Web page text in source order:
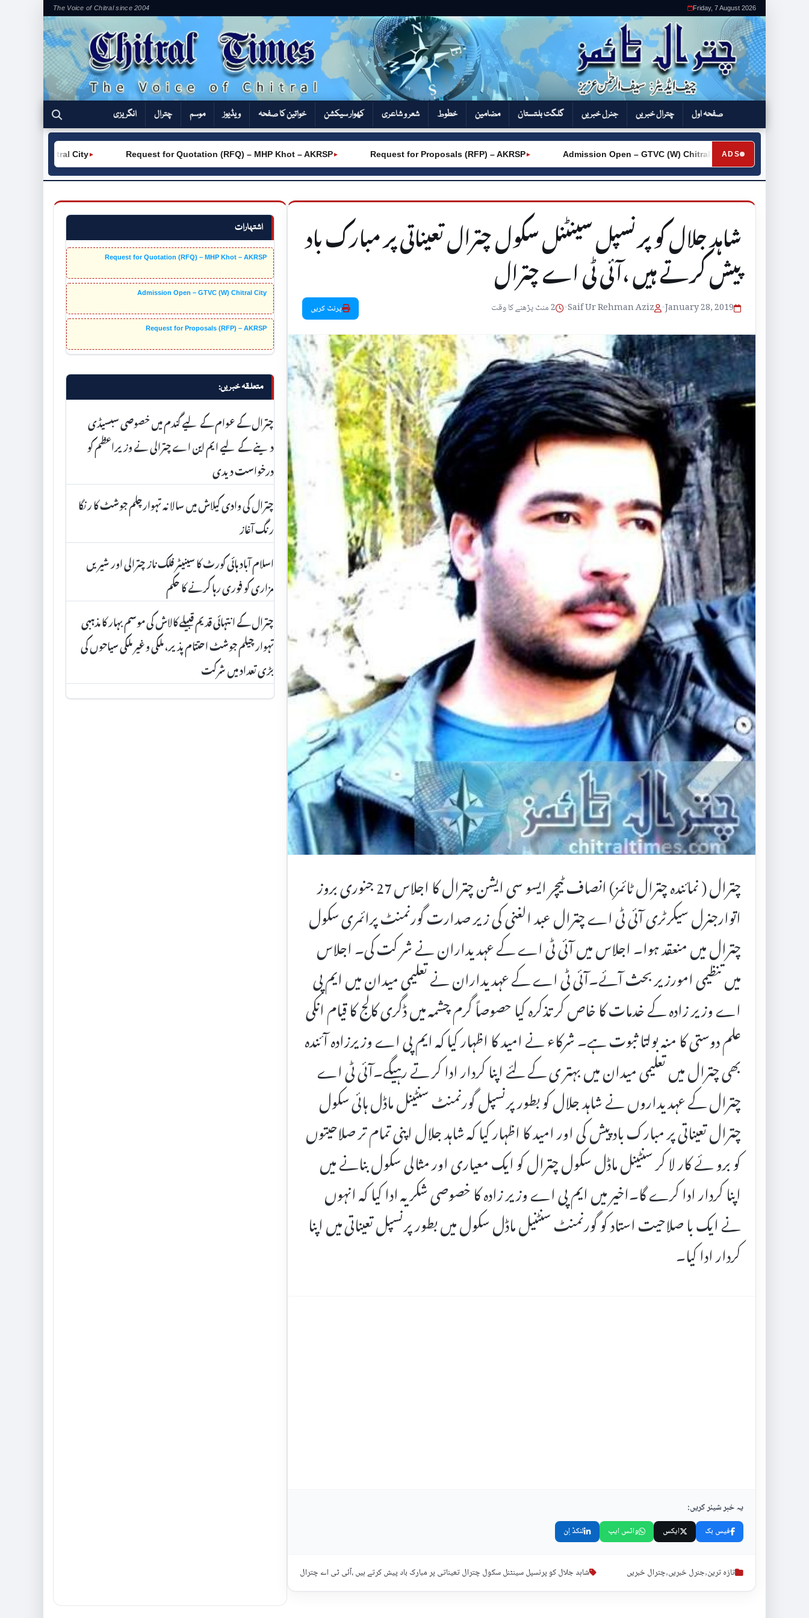
The Voice of Chitral since 2004 Friday, 7 August 2026
صفحہ اول چترال خبریں جنرل خبریں گلگت بلتستان مضامین خطوط شعر و شاعری کھوار سیکشن‎ خواتین کا صفحہ ویڈیوز موسم چترال انگریزی
ADS
►
Request for Quotation (RFQ) – MHP Khot – AKRSP
►
(W) Chitral City Request for
►
Admission Open – GTVC (W) Chitral City
►
Request for Proposals (RFP) – AKRSP
اشتہارات
Request for Quotation (RFQ) – MHP Khot – AKRSP
Admission Open – GTVC (W) Chitral City
Request for Proposals (RFP) – AKRSP
متعلقہ خبریں:
چترال کے عوام کے لیے گندم میں خصوصی سبسیڈی
دینے کے لیے ایم این اے چترالی نے وزیراعظم کو
درخواست دیدی
چترال کی وادی کیلاش میں سالانہ تہوارچلم جوشٹ کا رنگا
رنگ آغاز
اسلام آباد ہائی کورٹ کا سینیٹر فلک ناز چترالی اور شیریں
مزاری کو فوری رہا کرنے کا حکم
چترال کے انتہائی قدیم قبیلے کالاش کی موسم بہار کا مذہبی
تہوار چیلم جوشٹ احتتام پذیر، ملکی و غیر ملکی سیاحوں کی
بڑی تعداد میں شرکت
شاہد جلال کو پرنسپل سینٹنل سکول چترال تعیناتی پر مبارک باد
پیش کرتے ہیں ،آئی ٹی اے چترال
January 28, 2019
•
Saif Ur Rehman Aziz
• 2 منٹ پڑھنے کا وقت پرنٹ کریں
چترال ( نمائندہ چترال ٹائمز) انصاف ٹیچر ایسو سی ایشن چترال کا اجلاس 27 جنوری بروز
اتوارجنرل سیکرٹری آئی ٹی اے چترال عبد الغنی کی زیر صدارت گورنمنٹ پرائمری سکول
چترال میں منعقد ہوا۔ اجلاس میں آئی ٹی اے کے عہدیداران نے شر کت کی۔ اجلاس
میں تنظیمی امورزیر بحث آئے۔آئی ٹی اے کے عہدیداران نے تعلیمی میدان میں ایم پی
اے وزیر زادہ کے خدمات کا خاص کر تذکرہ کیا حصوصاً گرم چشمہ میں ڈگری کالج کا قیام انکی
علم دوستی کا منہ بولتا ثبوت ہے۔ شرکاء نے امید کا اظہار کیا کہ ایم پی اے وزیرزادہ آئندہ
بھی چترال میں تعلیمی میدان میں بہتر ی کے لئے اپنا کردار ادا کر تے رہیگے۔آئی ٹی اے
چترال کے عہدیداروں نے شاہد جلال کو بطور پرنسپل گورنمنٹ سنٹینل ماڈل ہائی سکول
چترال تعیناتی پر مبارک باد پیش کی اور امید کا اظہار کیا کہ شاہد جلال اپنی تمام تر صلاحیتوں
کو برو ئے کار لا کر سنٹینل ماڈل سکول چترال کو ایک معیاری اور مثالی سکول بنانے میں
اپنا کردار ادا کرے گا۔اخیر میں ایم پی اے وزیر زادہ کا خصوصی شکریہ ادا کیا کہ انہوں
نے ایک با صلاحیت استاد کو گورنمنٹ سنٹنیل ماڈل سکول میں بطور پرنسپل تعیناتی میں اپنا
کردار ادا کیا۔
یہ خبر شیئر کریں:
فیس بک ایکس واٹس ایپ لنکڈ اِن
تازہ ترین,جنرل خبریں,چترال خبریں شاہد جلال کو پرنسپل سینٹنل سکول چترال تعیناتی پر مبارک باد پیش کرتے ہیں ،آئی ٹی اے چترال